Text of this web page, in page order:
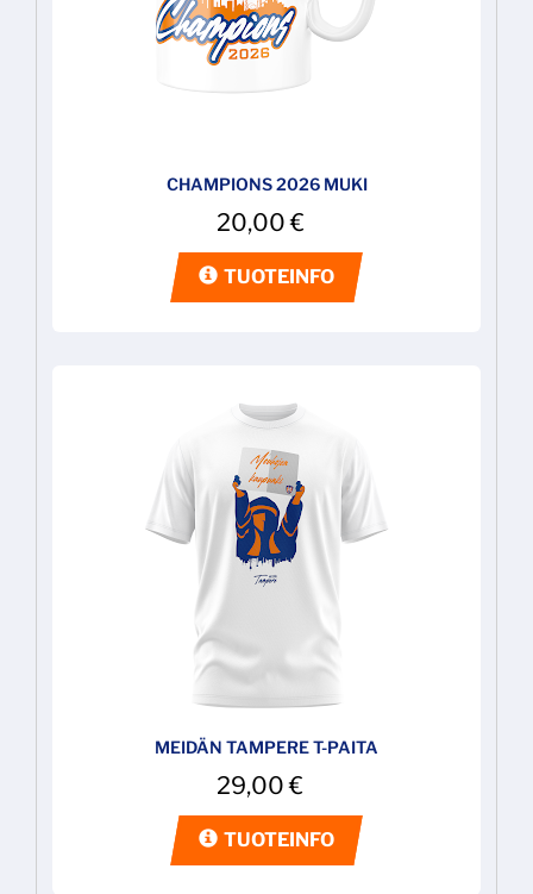
CHAMPIONS 2026 MUKI
20,00€
TUOTEINFO
MEIDÄN TAMPERE T-PAITA
29,00€
TUOTEINFO